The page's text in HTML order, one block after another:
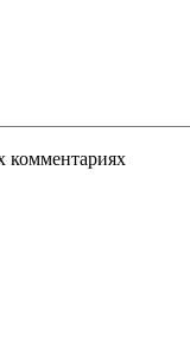
комментариях